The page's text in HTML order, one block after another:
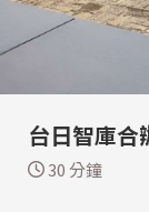
台日智庫合
30 分鐘